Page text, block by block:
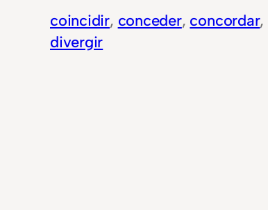
coincidir, conceder, concordar,
divergir